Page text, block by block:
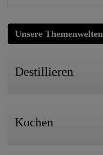
Unsere Themenwelten
Destillieren
Kochen